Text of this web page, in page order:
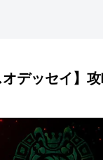
オデッセイ】